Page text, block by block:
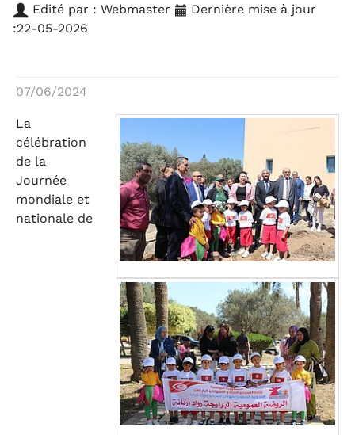
Edité par : Webmaster
Dernière mise à jour
:22-05-2026
07/06/2024
La
célébration
de la
Journée
mondiale et
nationale de